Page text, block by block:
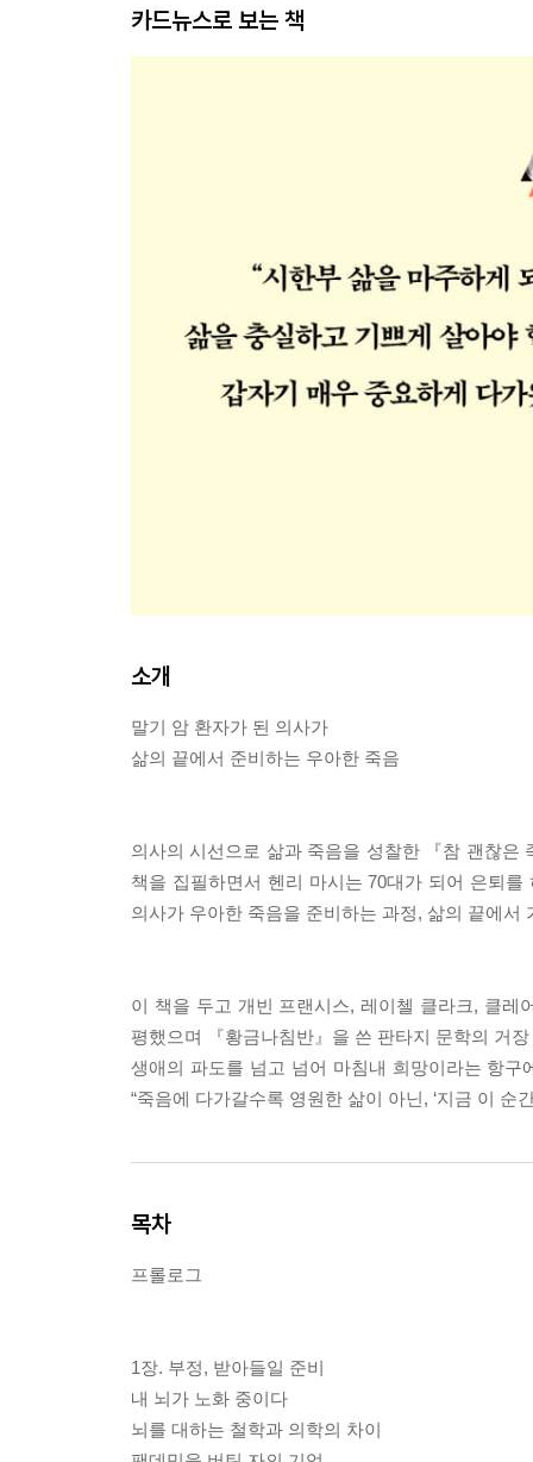
카드뉴스로 보는 책
소개
말기 암 환자가 된 의사가
삶의 끝에서 준비하는 우아한 죽음
의사의 시선으로 삶과 죽음을 성찰한 『참 괜찮
책을 집필하면서 헨리 마시는 70대가 되어 은퇴
의사가 우아한 죽음을 준비하는 과정, 삶의 끝에
이 책을 두고 개빈 프랜시스, 레이첼 클라크, 클
평했으며 『황금나침반』을 쓴 판타지 문학의 거
생애의 파도를 넘고 넘어 마침내 희망이라는 항
“죽음에 다가갈수록 영원한 삶이 아닌, ‘지금 이 순
목차
프롤로그
1장. 부정, 받아들일 준비
내 뇌가 노화 중이다
뇌를 대하는 철학과 의학의 차이